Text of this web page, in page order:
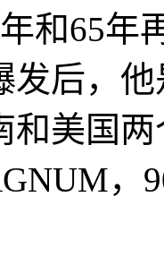
和65年
发后，
和美国
，